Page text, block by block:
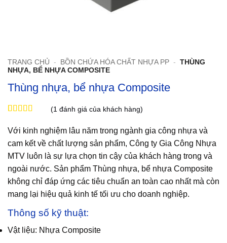
TRANG CHỦ - BỒN CHỨA HÓA CHẤT NHỰA PP -
THÙNG
NHỰA, BỂ NHỰA COMPOSITE
Thùng nhựa, bể nhựa Composite
trên đánh
(1 đánh giá của khách hàng)
Với kinh nghiệm lâu năm trong ngành gia công nhựa và
cam kết về chất lượng sản phẩm, Công ty Gia Công Nhựa
MTV luôn là sự lựa chọn tin cậy của khách hàng trong và
ngoài nước. Sản phẩm Thùng nhựa, bể nhựa Composite
không chỉ đáp ứng các tiêu chuẩn an toàn cao nhất mà còn
mang lại hiệu quả kinh tế tối ưu cho doanh nghiệp.
Thông số kỹ thuật:
Vật liệu: Nhựa Composite